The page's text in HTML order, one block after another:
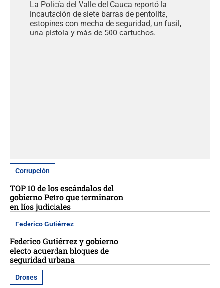
La Policía del Valle del Cauca reportó la
incautación de siete barras de pentolita,
estopines con mecha de seguridad, un fusil,
una pistola y más de 500 cartuchos.
Corrupción
TOP 10 de los escándalos del
gobierno Petro que terminaron
en líos judiciales
Federico Gutiérrez
Federico Gutiérrez y gobierno
electo acuerdan bloques de
seguridad urbana
Drones